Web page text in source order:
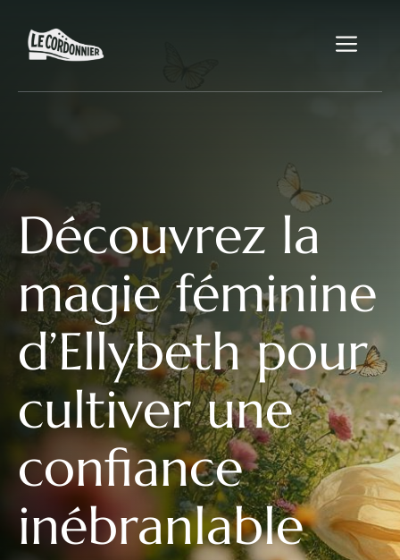
contenu
Découvrez la
magie féminine
d’Ellybeth pour
cultiver une
confiance
inébranlable